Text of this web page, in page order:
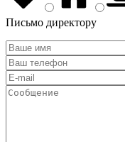
Письмо директору